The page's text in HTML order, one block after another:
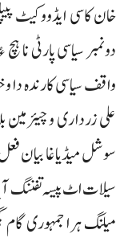
خان کاسی ایڈووکیٹ
دونمبر سیاسی پارٹی
واقف سیاسی کارندہ دا
علی زرداری و چیئرمین
سوشل میڈیا غا بیان فعل
سیلات اٹ پیسہ تفننگ
میلنگ ہرا جمہوری